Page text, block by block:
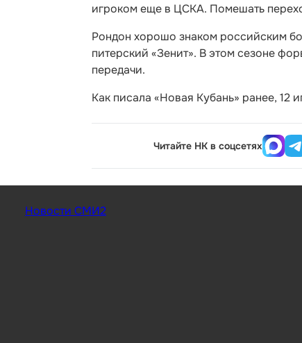
игроком еще в ЦСКА. Помешать
Рондон хорошо знаком российским
питерский «Зенит». В этом сезоне
передачи.
Как писала «Новая Кубань» ранее, 12
Читайте НК в соцсетях
Новости СМИ2